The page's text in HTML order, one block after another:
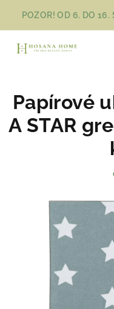
obsah
POZOR! OD 6. DO 16.
Papírové
A STAR